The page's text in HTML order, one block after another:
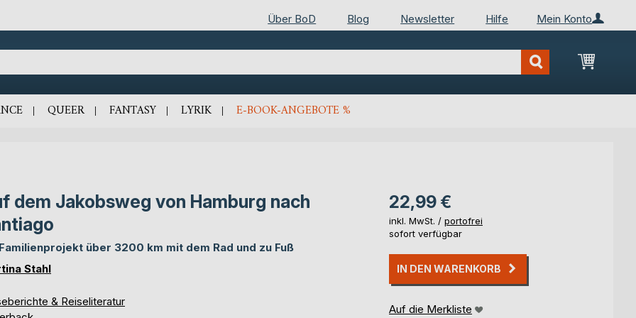
Mein Konto
Über BoD Blog Newsletter Hilfe
Mein
QUEER FANTASY LYRIK E-BOOK-ANGEBOTE %
dem Jakobsweg von Hamburg nach
über 3200 km mit dem Rad und zu Fuß
Stahl
& Reiseliteratur
22,99 €
inkl. MwSt. / portofrei
sofort verfügbar
IN DEN WARENKORB
Auf die Merkliste